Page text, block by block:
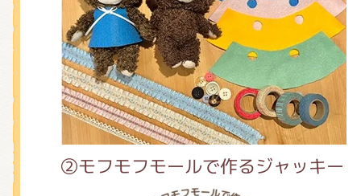
②モフモフモールで作るジャッキー
くまのがっこう 家庭科部